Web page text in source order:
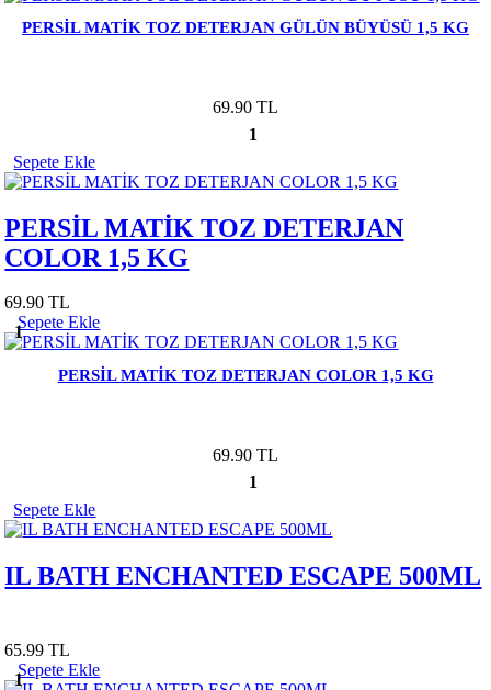
PERSİL MATİK TOZ DETERJAN GÜLÜN BÜYÜSÜ 1,5 KG
69.90 TL
1
Sepete Ekle
PERSİL MATİK TOZ DETERJAN
COLOR 1,5 KG
69.90 TL
1
Sepete Ekle
PERSİL MATİK TOZ DETERJAN COLOR 1,5 KG
69.90 TL
1
Sepete Ekle
IL BATH ENCHANTED ESCAPE 500ML
65.99 TL
1
Sepete Ekle